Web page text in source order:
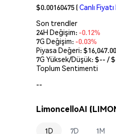
$0.00160475 (Canlı
Son trendler
24H Değişim: -0.12%
7G Değişim: -0.03%
Piyasa Değeri:$16,047.00
7G Yüksek/Düşük: $-- / $
Toplum Sentimenti
--
LimoncelloAI
1D 7D 1M